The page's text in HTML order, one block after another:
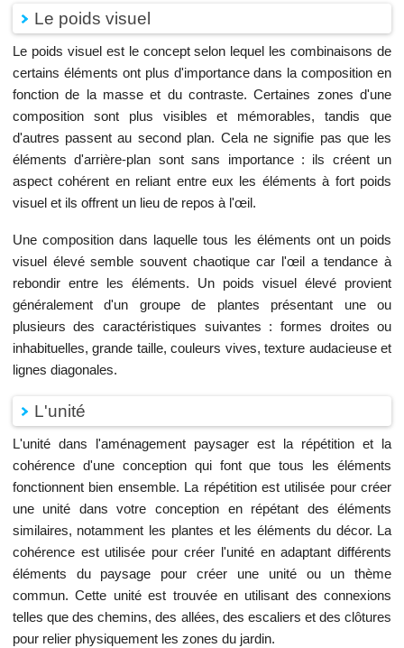
Le poids visuel
Le poids visuel est le concept selon lequel les combinaisons de
certains éléments ont plus d'importance dans la composition en
fonction de la masse et du contraste. Certaines zones d'une
composition sont plus visibles et mémorables, tandis que
d'autres passent au second plan. Cela ne signifie pas que les
éléments d'arrière-plan sont sans importance : ils créent un
aspect cohérent en reliant entre eux les éléments à fort poids
visuel et ils offrent un lieu de repos à l'œil.
Une composition dans laquelle tous les éléments ont un poids
visuel élevé semble souvent chaotique car l'œil a tendance à
rebondir entre les éléments. Un poids visuel élevé provient
généralement d'un groupe de plantes présentant une ou
plusieurs des caractéristiques suivantes : formes droites ou
inhabituelles, grande taille, couleurs vives, texture audacieuse et
lignes diagonales.
L'unité
L'unité dans l'aménagement paysager est la répétition et la
cohérence d'une conception qui font que tous les éléments
fonctionnent bien ensemble. La répétition est utilisée pour créer
une unité dans votre conception en répétant des éléments
similaires, notamment les plantes et les éléments du décor. La
cohérence est utilisée pour créer l'unité en adaptant différents
éléments du paysage pour créer une unité ou un thème
commun. Cette unité est trouvée en utilisant des connexions
telles que des chemins, des allées, des escaliers et des clôtures
pour relier physiquement les zones du jardin.